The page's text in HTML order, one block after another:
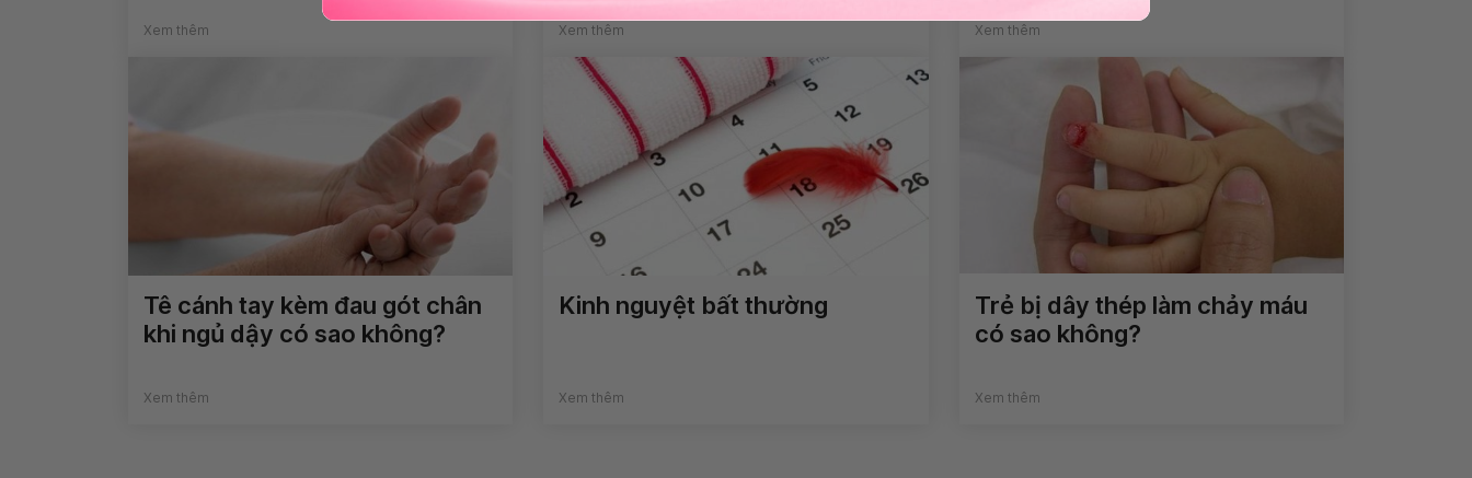
Xem thêm Xem thêm Xem thêm
Tê cánh tay kèm đau gót chân
khi ngủ dậy có sao không?
Xem thêm
Kinh nguyệt bất thường
Xem thêm
Trẻ bị dây thép làm chảy máu
có sao không?
Xem thêm